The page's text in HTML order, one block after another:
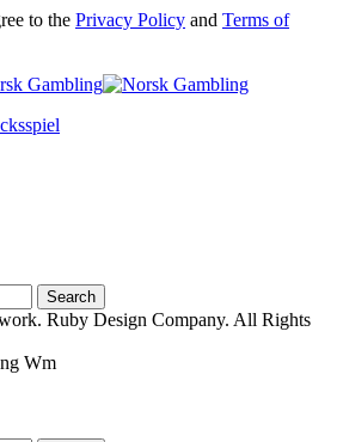
to the Privacy Policy and Terms of
Ruby Design Company. All Rights
Wm